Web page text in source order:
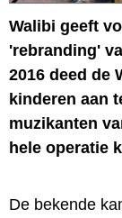
Walibi geeft
'rebranding'
2016 deed de
kinderen aan
muzikanten
hele operatie
De bekende